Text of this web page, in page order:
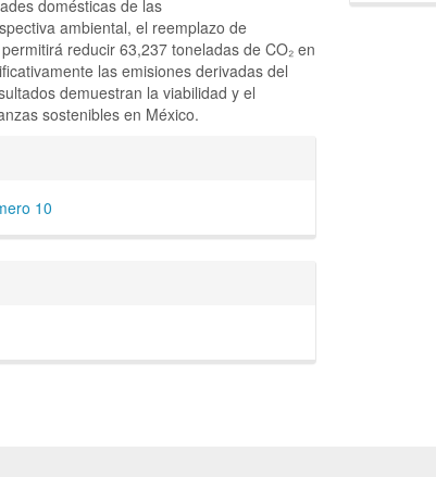
domésticas de las
ambiental, el reemplazo de
reducir 63,237 toneladas de CO₂ en
las emisiones derivadas del
demuestran la viabilidad y el
sostenibles en México.
10